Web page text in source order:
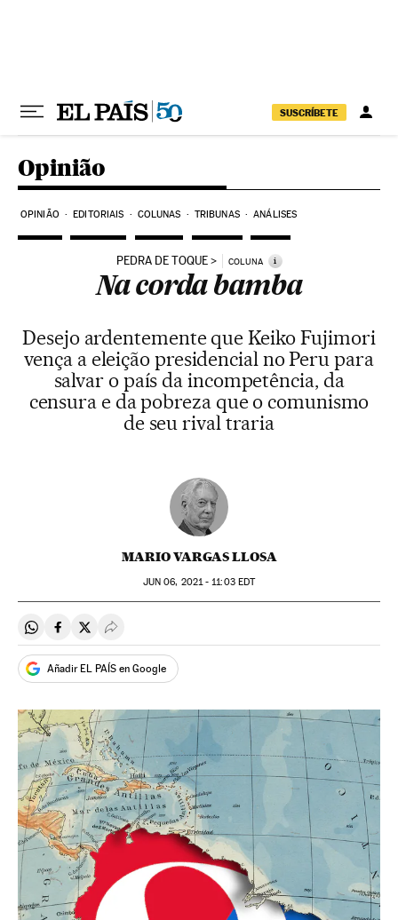
SUSCRÍBETE
Opinião
OPINIÃO EDITORIAIS COLUNAS TRIBUNAS ANÁLISES
PEDRA DE TOQUE COLUNA i
Na corda bamba
Desejo ardentemente que Keiko Fujimori
vença a eleição presidencial no Peru para
salvar o país da incompetência, da
censura e da pobreza que o comunismo
de seu rival traria
MARIO VARGAS LLOSA
JUN 06, 2021 - 11:03EDT
Compartir en Whatsapp
Compartir en Facebook
Compartir en Twitter
Desplegar Redes Sociales
Añadir EL PAÍS en Google